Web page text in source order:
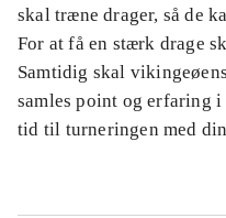
skal træne drager, så de
For at få en stærk drage
Samtidig skal
samles point og erfaring
tid til turneringen med